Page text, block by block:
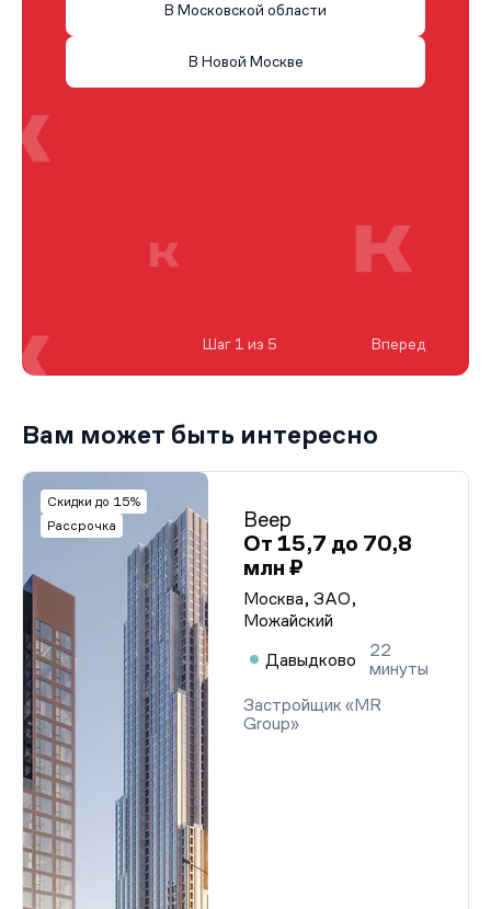
В Московской области
В Новой Москве
Шаг 1 из 5 Вперед
Вам может быть интересно
Скидки до 15%
Рассрочка
Веер
От 15,7 до 70,8
млн ₽
Москва, ЗАО,
Можайский
Давыдково
22
минуты
Застройщик «MR
Group»